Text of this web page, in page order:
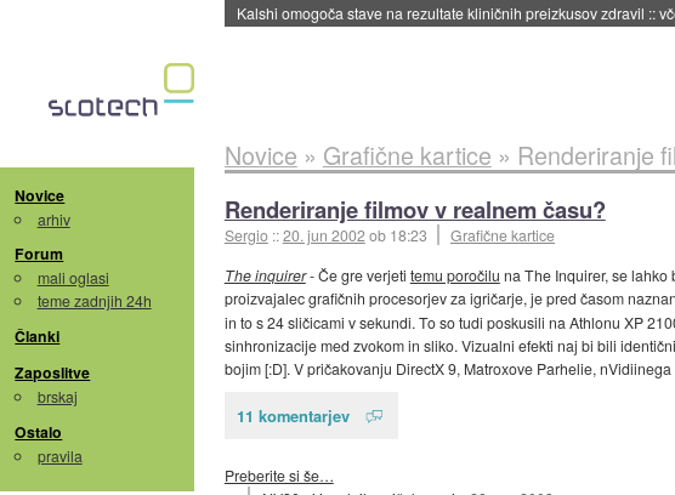
Kalshi omogoča stave na rezultate kliničnih preizkusov zdravil ::
Novice
arhiv
Forum
mali oglasi
teme zadnjih 24h
Članki
Zaposlitve
brskaj
Ostalo
pravila
Novice » Grafične kartice » Renderiranje
Renderiranje filmov v realnem času?
Sergio ::20. jun 2002ob 18:23
Grafične kartice
The inquirer- Če gre verjeti temu poročilu na The Inquirer, se
proizvajalec grafičnih procesorjev za igričarje, je pred časom
in to s 24 sličicami v sekundi. To so tudi poskusili na Athlonu XP
sinhronizacije med zvokom in sliko. Vizualni efekti naj bi bili
bojim [:D]. V pričakovanju DirectX 9, Matroxove Parhelie,
11 komentarjev
Preberite si še…